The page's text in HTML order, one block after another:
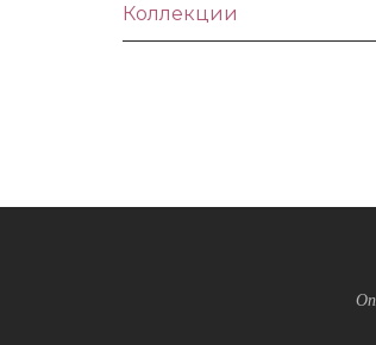
Коллекции